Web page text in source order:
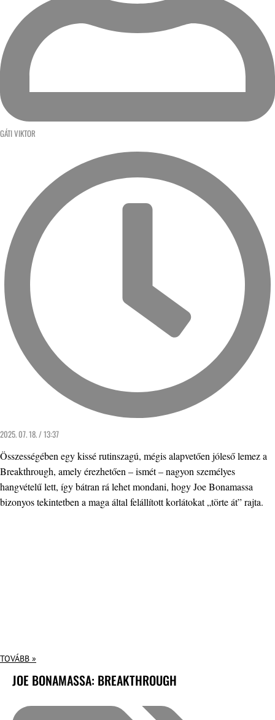
GÁTI VIKTOR
2025. 07. 18. / 13:37
Összességében egy kissé rutinszagú, mégis alapvetően jóleső lemez a
Breakthrough, amely érezhetően – ismét – nagyon személyes
hangvételű lett, így bátran rá lehet mondani, hogy Joe Bonamassa
bizonyos tekintetben a maga által felállított korlátokat „törte át” rajta.
TOVÁBB »
JOE BONAMASSA: BREAKTHROUGH